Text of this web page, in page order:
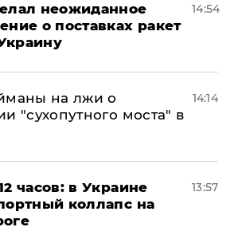
неожиданное
о поставках ракет
14:54
на лжи о
"сухопутного моста" в
14:14
часов: в Украине
коллапс на
13:57